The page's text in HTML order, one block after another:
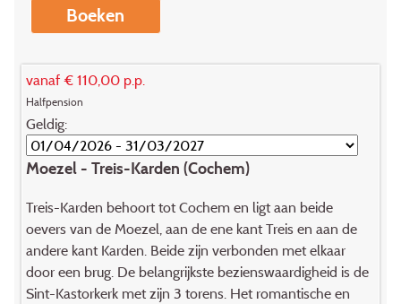
Boeken
vanaf € 110,00 p.p.
Halfpension
Geldig:
Moezel - Treis-Karden (Cochem)
Treis-Karden behoort tot Cochem en ligt aan beide
oevers van de Moezel, aan de ene kant Treis en aan de
andere kant Karden. Beide zijn verbonden met elkaar
door een brug. De belangrijkste bezienswaardigheid is de
Sint-Kastorkerk met zijn 3 torens. Het romantische en